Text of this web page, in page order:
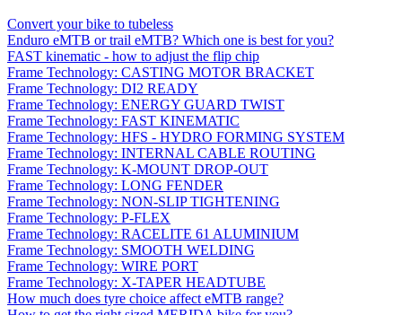
Convert your bike to tubeless
Enduro eMTB or trail eMTB? Which one is best for you?
FAST kinematic - how to adjust the flip chip
Frame Technology: CASTING MOTOR BRACKET
Frame Technology: DI2 READY
Frame Technology: ENERGY GUARD TWIST
Frame Technology: FAST KINEMATIC
Frame Technology: HFS - HYDRO FORMING SYSTEM
Frame Technology: INTERNAL CABLE ROUTING
Frame Technology: K-MOUNT DROP-OUT
Frame Technology: LONG FENDER
Frame Technology: NON-SLIP TIGHTENING
Frame Technology: P-FLEX
Frame Technology: RACELITE 61 ALUMINIUM
Frame Technology: SMOOTH WELDING
Frame Technology: WIRE PORT
Frame Technology: X-TAPER HEADTUBE
How much does tyre choice affect eMTB range?